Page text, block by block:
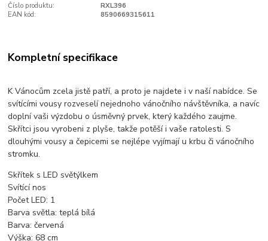
Číslo produktu:
RXL396
EAN kód:
8590669315611
Kompletní specifikace
K Vánocům zcela jistě patří, a proto je najdete i v naší nabídce. Se
svítícími vousy rozveselí nejednoho vánočního návštěvníka, a navíc
doplní vaši výzdobu o úsměvný prvek, který každého zaujme.
Skřítci jsou vyrobeni z plyše, takže potěší i vaše ratolesti. S
dlouhými vousy a čepicemi se nejlépe vyjímají u krbu či vánočního
stromku.
Skřítek s LED světýlkem
Svítící nos
Počet LED: 1
Barva světla: teplá bílá
Barva: červená
Výška: 68 cm